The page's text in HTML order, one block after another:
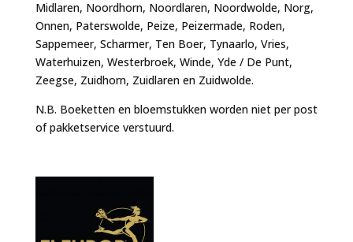
Midlaren, Noordhorn, Noordlaren, Noordwolde, Norg,
Onnen, Paterswolde, Peize, Peizermade, Roden,
Sappemeer, Scharmer, Ten Boer, Tynaarlo, Vries,
Waterhuizen, Westerbroek, Winde, Yde / De Punt,
Zeegse, Zuidhorn, Zuidlaren en Zuidwolde.
N.B. Boeketten en bloemstukken worden niet per post
of pakketservice verstuurd.